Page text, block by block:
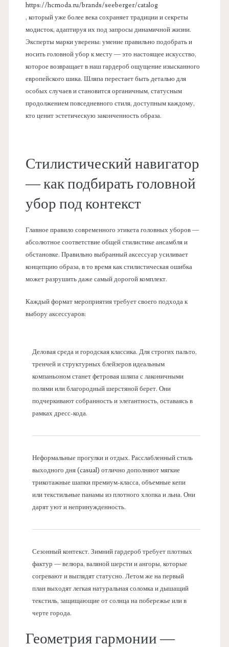
https://hcmoda.ru/brands/seeberger/catalog
, который уже более века сохраняет традиции и секреты
модисток, адаптируя их под запросы динамичной жизни.
Эксперты марки уверены: умение правильно подобрать и
носить головной убор к месту — это настоящее искусство,
которое возвращает в наш гардероб ощущение изысканного
европейского шика. Шляпа перестает быть деталью для
особых случаев и становится органичным, статусным
продолжением повседневного стиля, доступным каждому,
кто ценит эстетическую законченность образа.
Стилистический навигатор
— как подбирать головной
убор под контекст
Главное правило современного этикета головных уборов —
абсолютное соответствие общей стилистике ансамбля и
обстановке. Правильно выбранный аксессуар усиливает
концепцию образа, в то время как стилистическая ошибка
может разрушить даже самый дорогой комплект.
Каждый формат мероприятия требует своего подхода к
выбору аксессуаров:
Деловая среда и городская классика. Для строгих пальто,
тренчей и структурных блейзеров идеальным
компаньоном станет фетровая шляпа с лаконичными
полями или благородный шерстяной берет. Они
подчеркивают собранность и элегантность, оставаясь в
рамках дресс-кода.
Неформальные прогулки и отдых. Расслабленный стиль
выходного дня (casual) отлично дополняют мягкие
трикотажные шапки премиум-класса, объемные кепи
или текстильные панамы из плотного хлопка и льна. Они
дарят уют и непринужденность.
Сезонный контекст. Зимний гардероб требует плотных
фактур — велюра, валяной шерсти и ангоры, которые
согревают и выглядят статусно. Летом же на первый
план выходят легкая натуральная соломка и дышащий
текстиль, защищающие от солнца на побережье или в
черте города.
Геометрия гармонии —